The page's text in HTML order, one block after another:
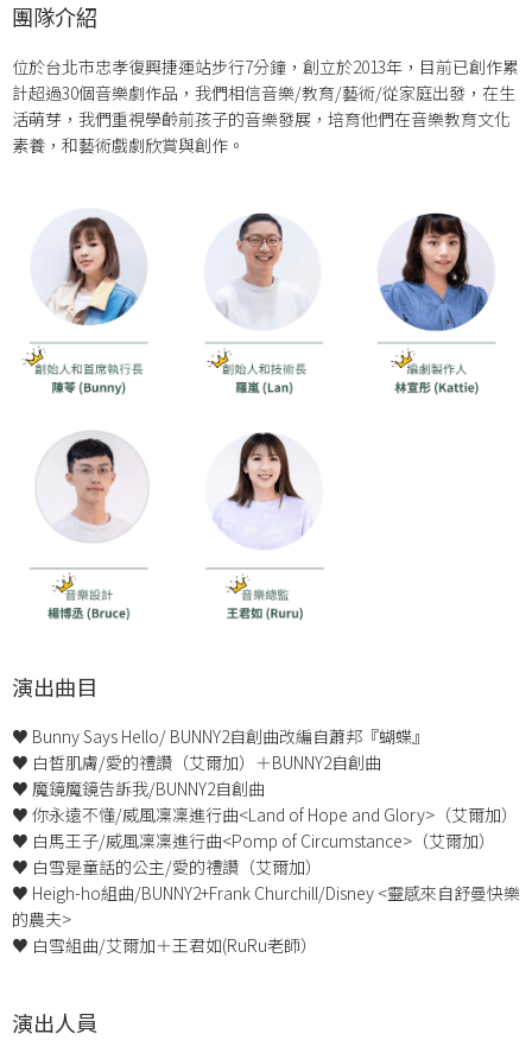
團隊介紹
位於台北市忠孝復興捷運站步行7分鐘，創立於2013年，目前已創作累
計超過30個音樂劇作品，我們相信音樂/教育/藝術/從家庭出發，在生
活萌芽，我們重視學齡前孩子的音樂發展，培育他們在音樂教育文化
素養，和藝術戲劇欣賞與創作。
演出曲目
♥ Bunny Says Hello/ BUNNY2自創曲改編自蕭邦『蝴蝶』
♥ 白皙肌膚/愛的禮讚（艾爾加）＋BUNNY2自創曲
♥ 魔鏡魔鏡告訴我/BUNNY2自創曲
♥ 你永遠不懂/威風凜凜進行曲<Land of Hope and Glory>（艾爾加）
♥ 白馬王子/威風凜凜進行曲<Pomp of Circumstance>（艾爾加）
♥ 白雪是童話的公主/愛的禮讚（艾爾加）
♥ Heigh-ho組曲/BUNNY2+Frank Churchill/Disney <靈感來自舒曼快樂
的農夫>
♥ 白雪組曲/艾爾加＋王君如(RuRu老師）
演出人員